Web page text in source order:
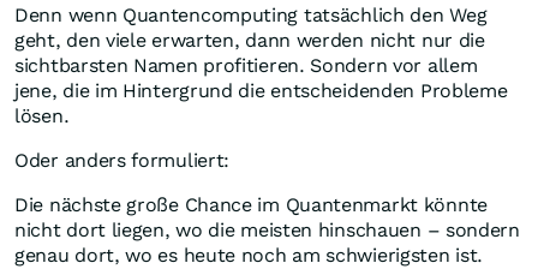
Denn wenn Quantencomputing tatsächlich den Weg
geht, den viele erwarten, dann werden nicht nur die
sichtbarsten Namen profitieren. Sondern vor allem
jene, die im Hintergrund die entscheidenden Probleme
lösen.
Oder anders formuliert:
Die nächste große Chance im Quantenmarkt könnte
nicht dort liegen, wo die meisten hinschauen – sondern
genau dort, wo es heute noch am schwierigsten ist.